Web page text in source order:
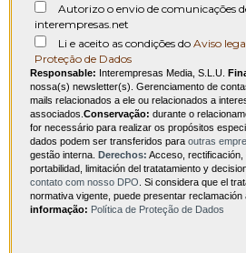
Autorizo o envio de comunicações
interempresas.net
Li e aceito as condições do Aviso
Proteção de Dados
Responsable: Interempresas Media, S.L.U.
nossa(s) newsletter(s). Gerenciamento de
mails relacionados a ele ou relacionados a
associados. Conservação: durante o
for necessário para realizar os propósitos
dados podem ser transferidos para outras
gestão interna. Derechos: Acceso, rectificación,
portabilidad, limitación del tratatamiento y
contato com nosso DPO . Si considera que el
normativa vigente, puede presentar reclamación
informação: Política de Proteção de Dados